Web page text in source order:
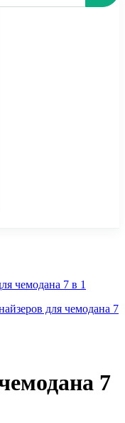
чемодана 7 в 1
7